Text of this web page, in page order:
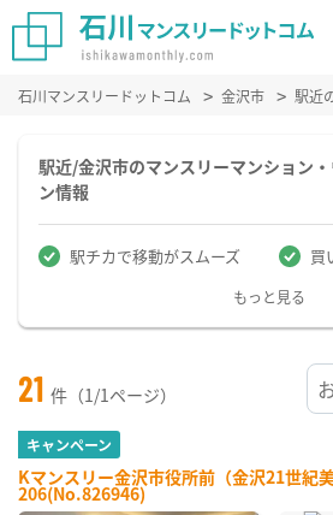
石川マンスリードットコム 金沢市 駅近
駅近/金沢市のマンスリーマンション
ン情報
駅チカで移動がスムーズ 買
もっと見る
21 件（1/1ページ）
キャンペーン
Kマンスリー金沢市役所前（金沢21世紀
206(No.826946)